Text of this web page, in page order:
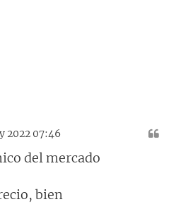
2022 07:46
del mercado
bien